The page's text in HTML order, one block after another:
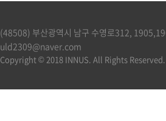
(48508) 부산광역시 남구 수영로312,
uld2309@naver.com
Copyright © 2018 INNUS. All Rights Reserved.